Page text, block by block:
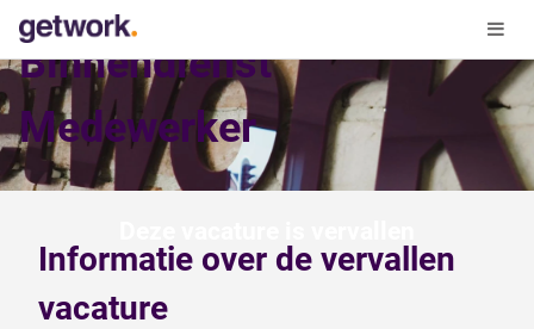
Binnendienst
Medewerker
Informatie over de vervallen
vacature